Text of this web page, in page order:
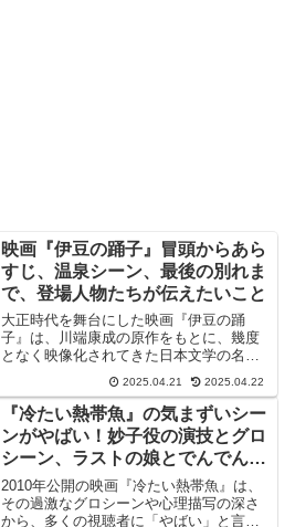
映画『伊豆の踊子』冒頭からあら
すじ、温泉シーン、最後の別れま
で、登場人物たちが伝えたいこと
大正時代を舞台にした映画『伊豆の踊
子』は、川端康成の原作をもとに、幾度
となく映像化されてきた日本文学の名作
です。その冒頭から静かに始まる一人
旅、そして旅芸人の踊子との出会いは、
多くの人の心をとらえて離しません。作
品全体を通じて描かれるのは、...
2025.04.21 2025.04.22
『冷たい熱帯魚』の気まずいシー
ンがやばい！妙子役の演技とグロ
シーン、ラストの娘とでんでんの
怪演まで解説
2010年公開の映画『冷たい熱帯魚』は、
その過激なグロシーンや心理描写の深さ
から、多くの視聴者に「やばい」と言わ